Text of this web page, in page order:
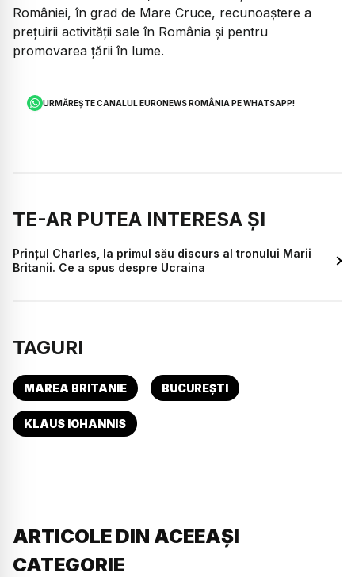
României, în grad de Mare Cruce, recunoaștere a
prețuirii activității sale în România și pentru
promovarea țării în lume.
URMĂREȘTE CANALUL EURONEWS ROMÂNIA PE WHATSAPP!
TE-AR PUTEA INTERESA ȘI
Prinţul Charles, la primul său discurs al tronului Marii
Britanii. Ce a spus despre Ucraina
TAGURI
MAREA BRITANIE BUCUREȘTI
KLAUS IOHANNIS
ARTICOLE DIN ACEEAȘI
CATEGORIE